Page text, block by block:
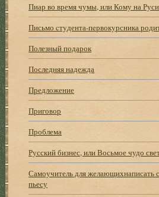
Пиар во время чумы, или Кому на
Письмо cтyдента-пeрвокyрсника
Полезный подарок
Последняя надежда
Предложение
Приговор
Проблема
Русский бизнес, или Восьмое чудо
Самоучитель для желающихнаписать
пьесу